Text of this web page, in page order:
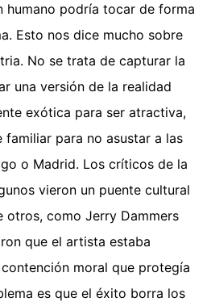
humano podría tocar de forma
Esto nos dice mucho sobre
No se trata de capturar la
una versión de la realidad
exótica para ser atractiva,
para no asustar a las
o Madrid. Los críticos de la
vieron un puente cultural
otros, como Jerry Dammers
que el artista estaba
moral que protegía
es que el éxito borra los